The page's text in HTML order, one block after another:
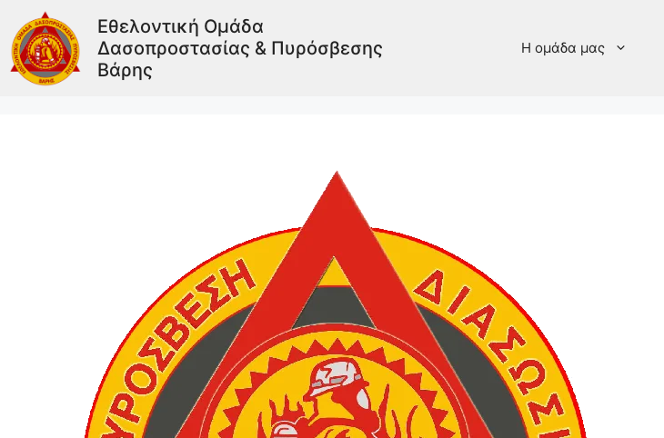
Εθελοντική Ομάδα
Δασοπροστασίας & Πυρόσβεσης
Βάρης
Η ομάδα μας